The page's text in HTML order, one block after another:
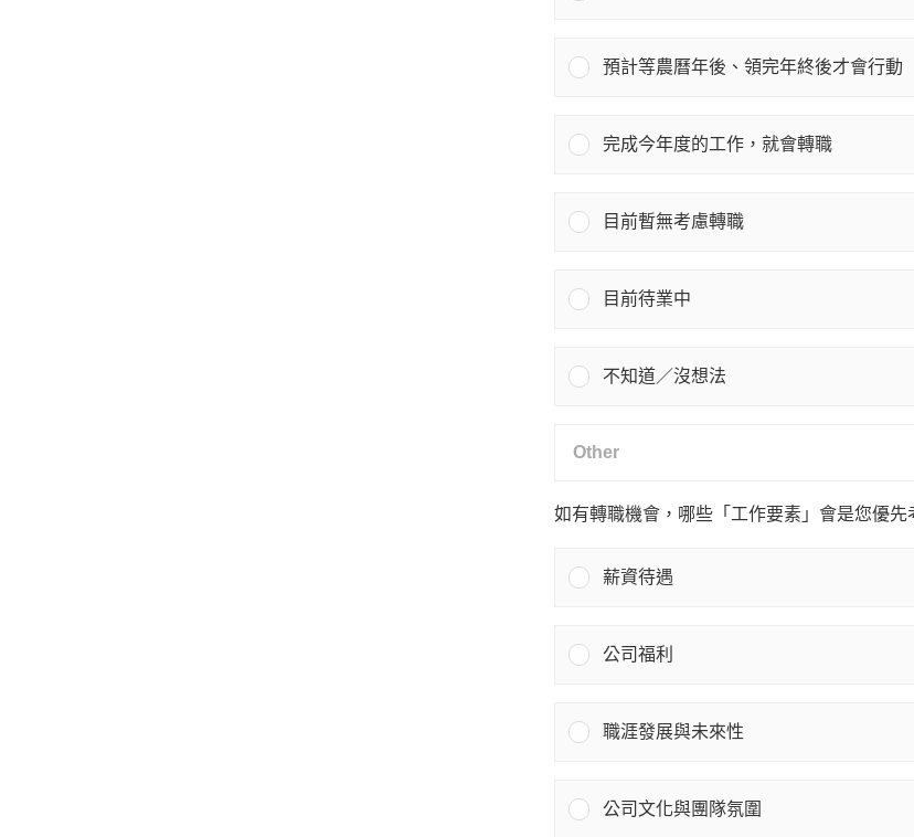
預計等農曆年後、領完年終後才會行動
完成今年度的工作，就會轉職
目前暫無考慮轉職
目前待業中
不知道／沒想法
如有轉職機會，哪些「工作要素」會是您優先
薪資待遇
公司福利
職涯發展與未來性
公司文化與團隊氛圍